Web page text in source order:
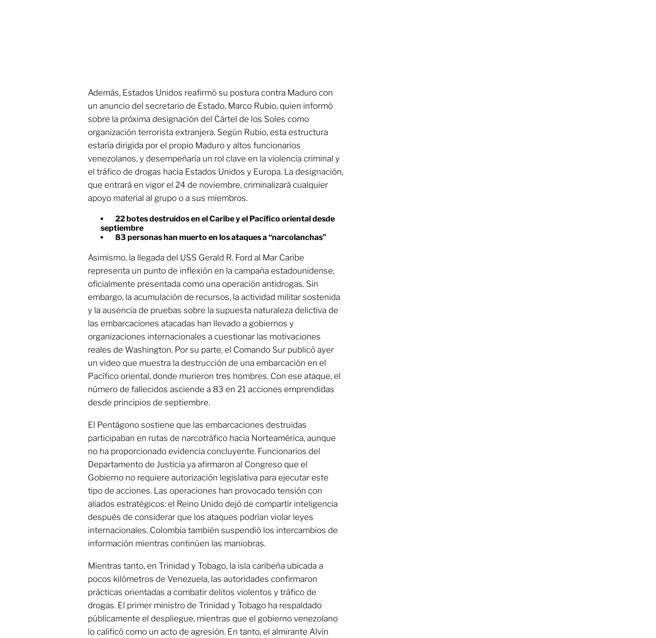
Además, Estados Unidos reafirmó su postura contra Maduro con
un anuncio del secretario de Estado, Marco Rubio, quien informó
sobre la próxima designación del Cártel de los Soles como
organización terrorista extranjera. Según Rubio, esta estructura
estaría dirigida por el propio Maduro y altos funcionarios
venezolanos, y desempeñaría un rol clave en la violencia criminal y
el tráfico de drogas hacia Estados Unidos y Europa. La designación,
que entrará en vigor el 24 de noviembre, criminalizará cualquier
apoyo material al grupo o a sus miembros.
22 botes destruidos en el Caribe y el Pacífico oriental desde
septiembre
83 personas han muerto en los ataques a “narcolanchas”
Asimismo, la llegada del USS Gerald R. Ford al Mar Caribe
representa un punto de inflexión en la campaña estadounidense,
oficialmente presentada como una operación antidrogas. Sin
embargo, la acumulación de recursos, la actividad militar sostenida
y la ausencia de pruebas sobre la supuesta naturaleza delictiva de
las embarcaciones atacadas han llevado a gobiernos y
organizaciones internacionales a cuestionar las motivaciones
reales de Washington. Por su parte, el Comando Sur publicó ayer
un video que muestra la destrucción de una embarcación en el
Pacífico oriental, donde murieron tres hombres. Con ese ataque, el
número de fallecidos asciende a 83 en 21 acciones emprendidas
desde principios de septiembre.
El Pentágono sostiene que las embarcaciones destruidas
participaban en rutas de narcotráfico hacia Norteamérica, aunque
no ha proporcionado evidencia concluyente. Funcionarios del
Departamento de Justicia ya afirmaron al Congreso que el
Gobierno no requiere autorización legislativa para ejecutar este
tipo de acciones. Las operaciones han provocado tensión con
aliados estratégicos: el Reino Unido dejó de compartir inteligencia
después de considerar que los ataques podrían violar leyes
internacionales. Colombia también suspendió los intercambios de
información mientras continúen las maniobras.
Mientras tanto, en Trinidad y Tobago, la isla caribeña ubicada a
pocos kilómetros de Venezuela, las autoridades confirmaron
prácticas orientadas a combatir delitos violentos y tráfico de
drogas. El primer ministro de Trinidad y Tobago ha respaldado
públicamente el despliegue, mientras que el gobierno venezolano
lo calificó como un acto de agresión. En tanto, el almirante Alvin